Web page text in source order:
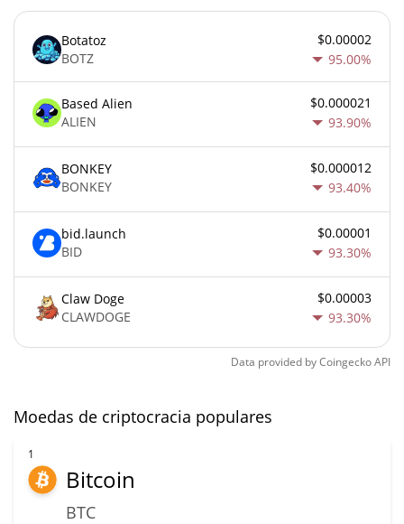
Botatoz
BOTZ
$0.00002
95.00%
Based Alien
ALIEN
$0.000021
93.90%
BONKEY
BONKEY
$0.000012
93.40%
bid.launch
BID
$0.00001
93.30%
Claw Doge
CLAWDOGE
$0.00003
93.30%
Data provided byCoingeckoAPI
Moedas de criptocracia populares
1
Bitcoin
BTC